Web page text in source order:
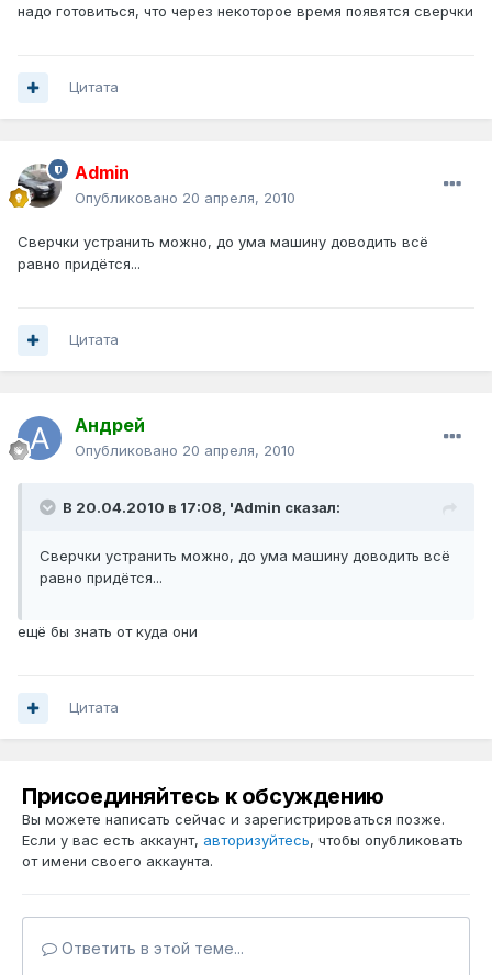
надо готовиться, что через некоторое время появятся сверчки
Цитата
Admin
Опубликовано 20 апреля, 2010
Сверчки устранить можно, до ума машину доводить всё
равно придётся...
Цитата
Андрей
Опубликовано 20 апреля, 2010
В 20.04.2010 в 17:08, 'Admin сказал:
Сверчки устранить можно, до ума машину доводить всё
равно придётся...
ещё бы знать от куда они
Цитата
Присоединяйтесь к обсуждению
Вы можете написать сейчас и зарегистрироваться позже.
Если у вас есть аккаунт, авторизуйтесь, чтобы опубликовать
от имени своего аккаунта.
Ответить в этой теме...